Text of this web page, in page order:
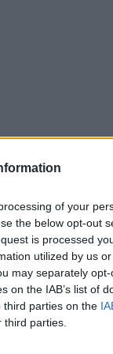
of your
the below opt-out
is processed
utilized by us
may separately
on the IAB’s list of
third parties on the
parties.